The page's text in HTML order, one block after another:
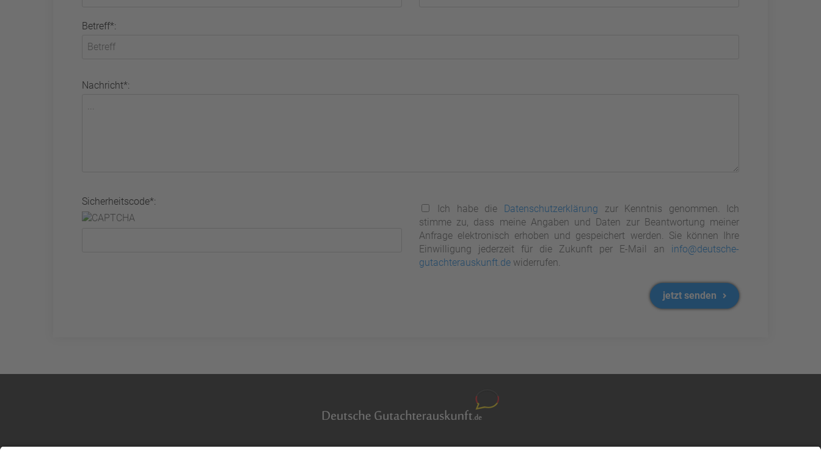
Betreff*:
Nachricht*:
Sicherheitscode*:
Ich habe die Datenschutzerklärung zur Kenntnis genommen. Ich
stimme zu, dass meine Angaben und Daten zur Beantwortung meiner
Anfrage elektronisch erhoben und gespeichert werden. Sie können Ihre
Einwilligung jederzeit für die Zukunft per E-Mail an info@deutsche-
gutachterauskunft.dewiderrufen.
jetzt senden